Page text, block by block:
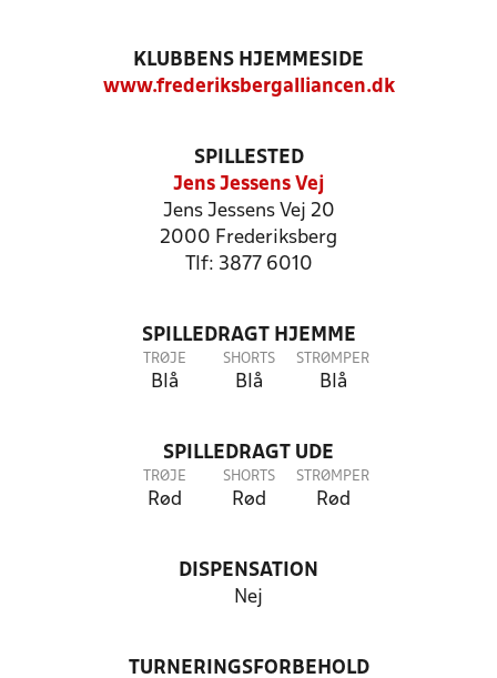
KLUBBENS HJEMMESIDE
www.frederiksbergalliancen.dk
SPILLESTED
Jens Jessens Vej
Jens Jessens Vej 20
2000 Frederiksberg
Tlf: 3877 6010
SPILLEDRAGT HJEMME
TRØJE
Blå
SHORTS
Blå
STRØMPER
Blå
SPILLEDRAGT UDE
TRØJE
Rød
SHORTS
Rød
STRØMPER
Rød
DISPENSATION
Nej
TURNERINGSFORBEHOLD